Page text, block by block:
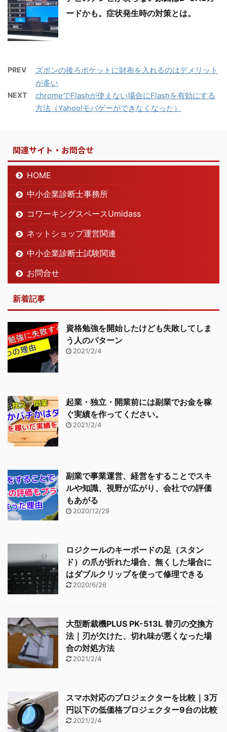
ードかも。症状発生時の対策とは。
PREV
ズボンの後ろポケットに財布を入れるのはデメリット
が多い
NEXT
chromeでFlashが使えない場合にFlashを有効にする
方法（Yahoo!モバゲーができなくなった）
関連サイト・お問合せ
HOME
中小企業診断士事務所
コワーキングスペースUmidass
ネットショップ運営関連
中小企業診断士試験関連
お問合せ
新着記事
資格勉強を開始したけども失敗してしま
う人のパターン
2021/2/4
起業・独立・開業前には副業でお金を稼
ぐ実績を作ってください。
2021/2/4
副業で事業運営、経営をすることでスキ
ルや知識、視野が広がり、会社での評価
もあがる
2020/12/29
ロジクールのキーボードの足（スタン
ド）の爪が折れた場合、無くした場合に
はダブルクリップを使って修理できる
2020/6/26
大型断裁機PLUS PK-513L 替刃の交換方
法｜刃が欠けた、切れ味が悪くなった場
合の対処方法
2021/2/4
スマホ対応のプロジェクターを比較｜3万
円以下の低価格プロジェクター9台の比較
2021/2/4